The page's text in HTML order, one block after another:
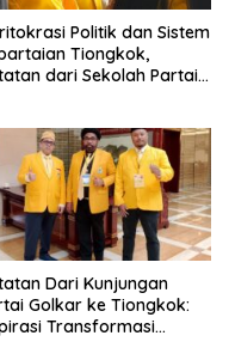
Politik dan Sistem
Tiongkok,
dari Sekolah Partai
Dari Kunjungan
Golkar ke Tiongkok:
Transformasi